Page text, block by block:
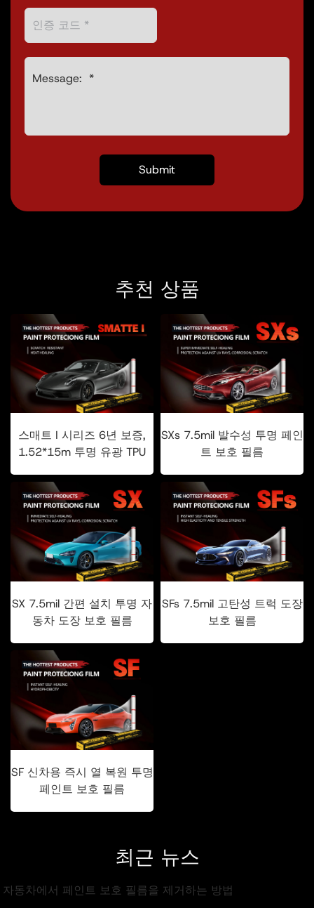
추천 상품
스매트 I 시리즈 6년 보증,
1.52*15m 투명 유광 TPU
SXs 7.5mil 발수성 투명 페인
트 보호 필름
SX 7.5mil 간편 설치 투명 자
동차 도장 보호 필름
SFs 7.5mil 고탄성 트럭 도장
보호 필름
SF 신차용 즉시 열 복원 투명
페인트 보호 필름
최근 뉴스
동차에서 페인트 보호 필름을 제거하는 방법